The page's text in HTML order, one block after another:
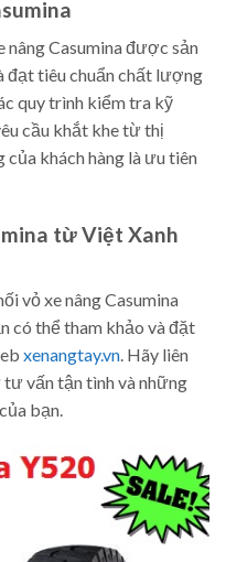
nâng Casumina được sản
đạt tiêu chuẩn chất lượng
quy trình kiểm tra kỹ
cầu khắt khe từ thị
khách hàng là ưu tiên
từ Việt Xanh
vỏ xe nâng Casumina
có thể tham khảo và đặt
xenangtay.vn . Hãy liên
vấn tận tình và những
bạn.